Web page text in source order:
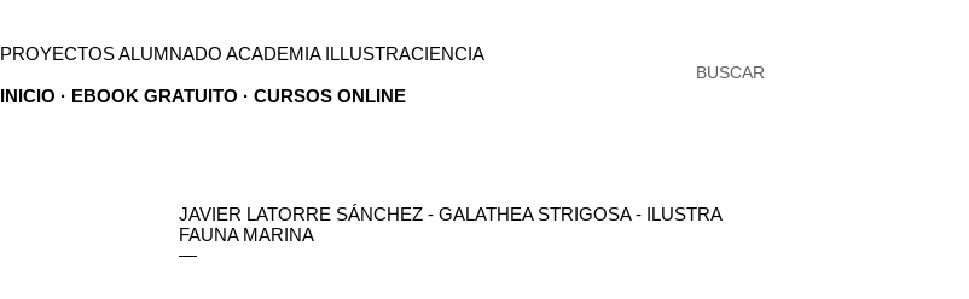
BUSCAR
PROYECTOS ALUMNADO ACADEMIA ILLUSTRACIENCIA
INICIO EBOOK GRATUITO CURSOS ONLINE
JAVIER LATORRE SÁNCHEZ - GALATHEA STRIGOSA - ILUSTRA
FAUNA MARINA